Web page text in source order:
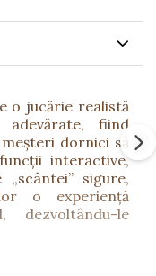
o jucărie realistă
fiind
dornici să
interactive,
sigure,
o experiență
le